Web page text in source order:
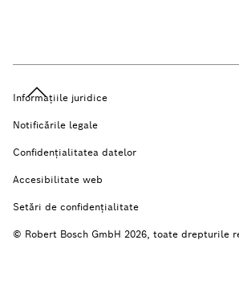
Informațiile juridice
Notificările legale
Confidențialitatea datelor
Accesibilitate web
Setări de confidenţialitate
© Robert Bosch GmbH 2026, toate drepturile